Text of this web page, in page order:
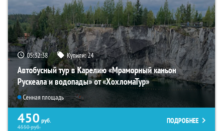
05:32:37 Купили:24
Автобусный тур в Карелию «Мраморный каньон
Рускеала и водопады» от «ХохломаТур»
Сенная площадь
450 руб.
4550руб.
ПОДРОБНЕЕ